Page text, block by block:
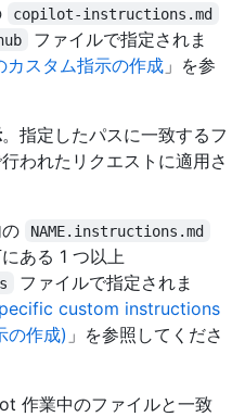
copilot-instructions.md
ファイルで指定されま
カスタム指示の作成 」を参
。指定したパスに一致するフ
われたリクエストに適用さ
NAME.instructions.md
ある 1 つ以上
ファイルで指定されま
custom instructions
の作成) 」を参照してくださ
作業中のファイルと一致